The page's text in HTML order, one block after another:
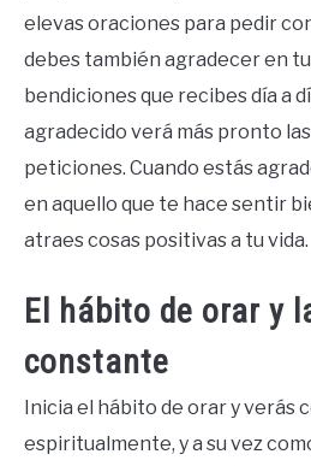
elevas oraciones para pedir
debes también agradecer en
bendiciones que recibes día a
agradecido verá más pronto
peticiones. Cuando estás
en aquello que te hace sentir
atraes cosas positivas a tu vida.
El hábito de orar y
constante
Inicia el hábito de orar y verás
espiritualmente, y a su vez